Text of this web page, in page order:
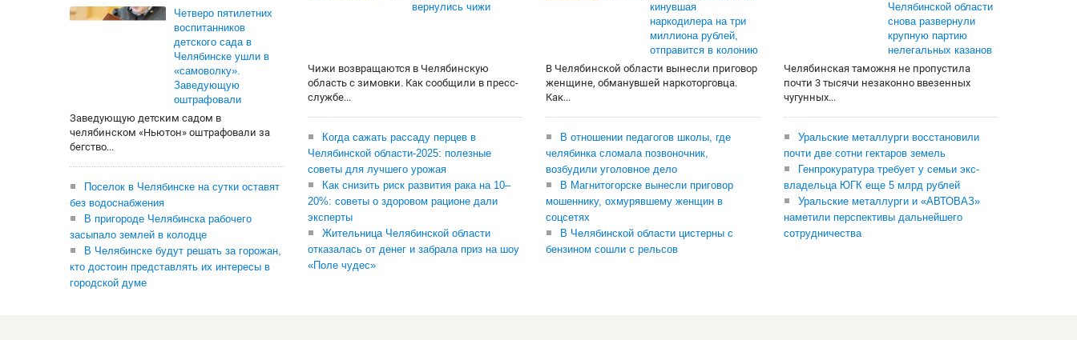
Четверо пятилетних
воспитанников
детского сада в
Челябинске ушли в
«самоволку».
Заведующую
оштрафовали
Заведующую детским садом в
челябинском «Ньютон» оштрафовали за
бегство...
Поселок в Челябинске на сутки оставят
без водоснабжения
В пригороде Челябинска рабочего
засыпало землей в колодце
В Челябинске будут решать за горожан,
кто достоин представлять их интересы в
городской думе
вернулись чижи
Чижи возвращаются в Челябинскую
область с зимовки. Как сообщили в пресс-
службе...
Когда сажать рассаду перцев в
Челябинской области-2025: полезные
советы для лучшего урожая
Как снизить риск развития рака на 10–
20%: советы о здоровом рационе дали
эксперты
Жительница Челябинской области
отказалась от денег и забрала приз на шоу
«Поле чудес»
кинувшая
наркодилера на три
миллиона рублей,
отправится в колонию
В Челябинской области вынесли приговор
женщине, обманувшей наркоторговца.
Как...
В отношении педагогов школы, где
челябинка сломала позвоночник,
возбудили уголовное дело
В Магнитогорске вынесли приговор
мошеннику, охмурявшему женщин в
соцсетях
В Челябинской области цистерны с
бензином сошли с рельсов
Челябинской области
снова развернули
крупную партию
нелегальных казанов
Челябинская таможня не пропустила
почти 3 тысячи незаконно ввезенных
чугунных...
Уральские металлурги восстановили
почти две сотни гектаров земель
Генпрокуратура требует у семьи экс-
владельца ЮГК еще 5 млрд рублей
Уральские металлурги и «АВТОВАЗ»
наметили перспективы дальнейшего
сотрудничества